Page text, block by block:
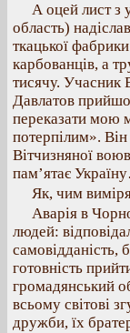
А оцей лист з
область)
ткацької
карбованців, а
тисячу. Учасник
Давлатов
переказати мою
потерпілим». Він
Вітчизняної
пам’ятає
Як, чим
Аварія в
людей:
самовідданість,
готовність
громадянський
всьому світові
дружби, їх